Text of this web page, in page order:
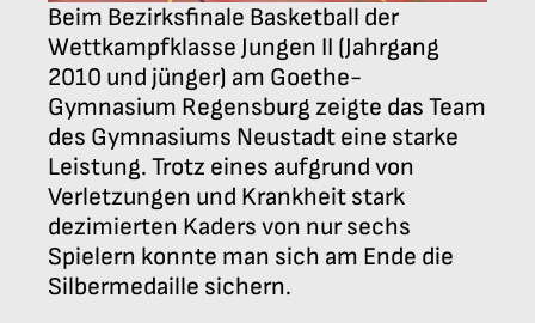
Beim Bezirksfinale Basketball der
Wettkampfklasse Jungen II (Jahrgang
2010 und jünger) am Goethe-
Gymnasium Regensburg zeigte das Team
des Gymnasiums Neustadt eine starke
Leistung. Trotz eines aufgrund von
Verletzungen und Krankheit stark
dezimierten Kaders von nur sechs
Spielern konnte man sich am Ende die
Silbermedaille sichern.